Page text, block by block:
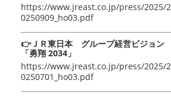
https://www.jreast.co.jp/press/2025/2
0250909_ho03.pdf
👉ＪＲ東日本 グループ経営ビジョン
「勇翔 2034」
https://www.jreast.co.jp/press/2025/2
0250701_ho03.pdf